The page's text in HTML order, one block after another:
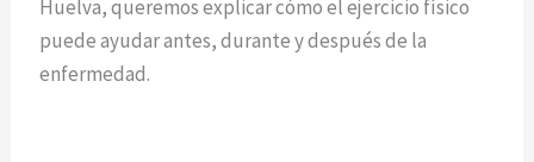
Huelva, queremos explicar cómo el ejercicio físico
puede ayudar antes, durante y después de la
enfermedad.